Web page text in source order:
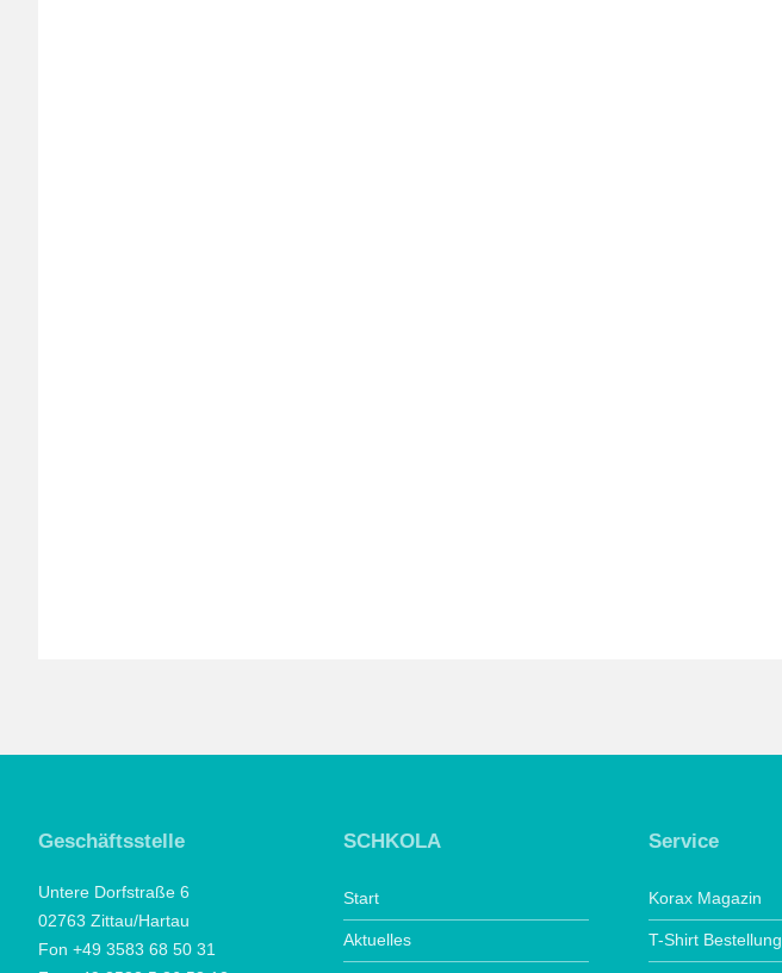
Geschäftsstelle
Untere Dorfstraße 6
02763 Zittau/Hartau
Fon +49 3583 68 50 31
SCHKOLA
Start
Aktuelles
Service
Korax Magazin
T-Shirt Bestellung